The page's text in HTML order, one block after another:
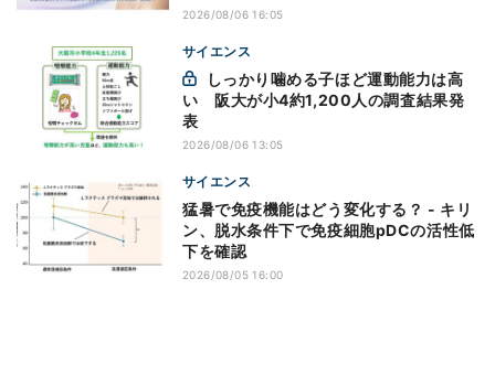
2026/08/06 16:05
サイエンス
い 阪大が小4約1,200人の調査結果発
表
2026/08/06 13:05
サイエンス
猛暑で免疫機能はどう変化する？ - キリ
ン、脱水条件下で免疫細胞pDCの活性低
下を確認
2026/08/05 16:00